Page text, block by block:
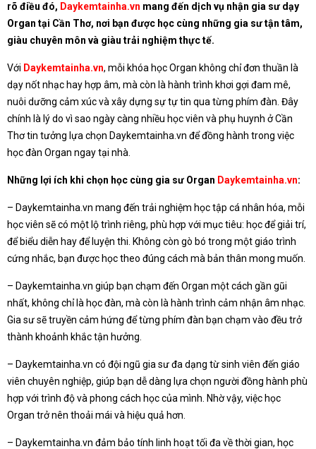
rõ điều đó, Daykemtainha.vn mang đến dịch vụ nhận gia sư dạy
Organ tại Cần Thơ, nơi bạn được học cùng những gia sư tận tâm,
giàu chuyên môn và giàu trải nghiệm thực tế.
Với Daykemtainha.vn, mỗi khóa học Organ không chỉ đơn thuần là
dạy nốt nhạc hay hợp âm, mà còn là hành trình khơi gợi đam mê,
nuôi dưỡng cảm xúc và xây dựng sự tự tin qua từng phím đàn. Đây
chính là lý do vì sao ngày càng nhiều học viên và phụ huynh ở Cần
Thơ tin tưởng lựa chọn Daykemtainha.vn để đồng hành trong việc
học đàn Organ ngay tại nhà.
Những lợi ích khi chọn học cùng gia sư Organ Daykemtainha.vn:
– Daykemtainha.vn mang đến trải nghiệm học tập cá nhân hóa, mỗi
học viên sẽ có một lộ trình riêng, phù hợp với mục tiêu: học để giải trí,
để biểu diễn hay để luyện thi. Không còn gò bó trong một giáo trình
cứng nhắc, bạn được học theo đúng cách mà bản thân mong muốn.
– Daykemtainha.vn giúp bạn chạm đến Organ một cách gần gũi
nhất, không chỉ là học đàn, mà còn là hành trình cảm nhận âm nhạc.
Gia sư sẽ truyền cảm hứng để từng phím đàn bạn chạm vào đều trở
thành khoảnh khắc tận hưởng.
– Daykemtainha.vn có đội ngũ gia sư đa dạng từ sinh viên đến giáo
viên chuyên nghiệp, giúp bạn dễ dàng lựa chọn người đồng hành phù
hợp với trình độ và phong cách học của mình. Nhờ vậy, việc học
Organ trở nên thoải mái và hiệu quả hơn.
– Daykemtainha.vn đảm bảo tính linh hoạt tối đa về thời gian, học